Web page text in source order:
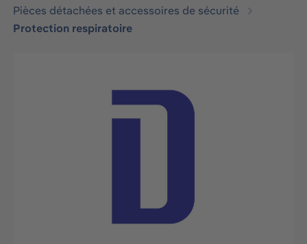
Pièces détachées et accessoires de sécurité
Protection respiratoire
Ignorer la galerie d'images